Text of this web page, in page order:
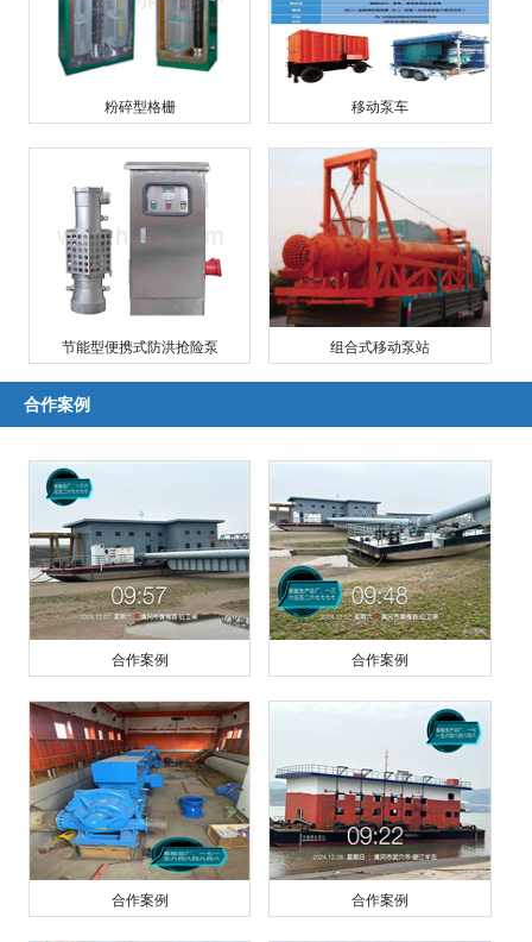
粉碎型格栅 移动泵车
节能型便携式防洪抢险泵 组合式移动泵站
合作案例
合作案例 合作案例
合作案例 合作案例